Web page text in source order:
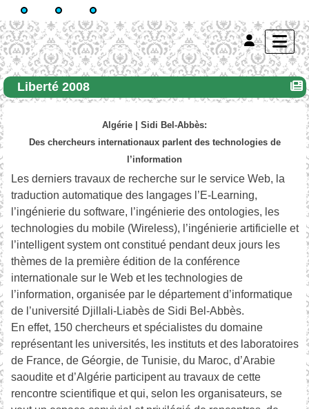
Liberté 2008
Algérie | Sidi Bel-Abbès:
Des chercheurs internationaux parlent des technologies de
l’information
Les derniers travaux de recherche sur le service Web, la
traduction automatique des langages l’E-Learning,
l’ingénierie du software, l’ingénierie des ontologies, les
technologies du mobile (Wireless), l’ingénierie artificielle et
l’intelligent system ont constitué pendant deux jours les
thèmes de la première édition de la conférence
internationale sur le Web et les technologies de
l’information, organisée par le département d’informatique
de l’université Djillali-Liabès de Sidi Bel-Abbès.
En effet, 150 chercheurs et spécialistes du domaine
représentant les universités, les instituts et des laboratoires
de France, de Géorgie, de Tunisie, du Maroc, d’Arabie
saoudite et d’Algérie participent au travaux de cette
rencontre scientifique et qui, selon les organisateurs, se